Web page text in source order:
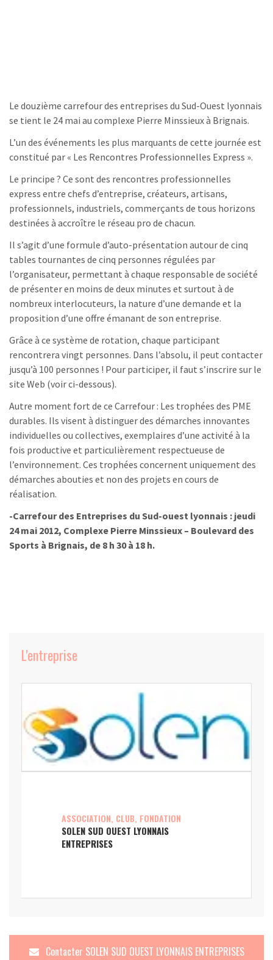
Le douzième carrefour des entreprises du Sud-Ouest lyonnais
se tient le 24 mai au complexe Pierre Minssieux à Brignais.
L’un des événements les plus marquants de cette journée est
constitué par « Les Rencontres Professionnelles Express ».
Le principe ? Ce sont des rencontres professionnelles
express entre chefs d’entreprise, créateurs, artisans,
professionnels, industriels, commerçants de tous horizons
destinées à accroître le réseau pro de chacun.
Il s’agit d’une formule d’auto-présentation autour de cinq
tables tournantes de cinq personnes régulées par
l’organisateur, permettant à chaque responsable de société
de présenter en moins de deux minutes et surtout à de
nombreux interlocuteurs, la nature d’une demande et la
proposition d’une offre émanant de son entreprise.
Grâce à ce système de rotation, chaque participant
rencontrera vingt personnes. Dans l’absolu, il peut contacter
jusqu’à 100 personnes ! Pour participer, il faut s’inscrire sur le
site Web (voir ci-dessous).
Autre moment fort de ce Carrefour : Les trophées des PME
durables. Ils visent à distinguer des démarches innovantes
individuelles ou collectives, exemplaires d’une activité à la
fois productive et particulièrement respectueuse de
l’environnement. Ces trophées concernent uniquement des
démarches abouties et non des projets en cours de
réalisation.
-Carrefour des Entreprises du Sud-ouest lyonnais : jeudi
24 mai 2012, Complexe Pierre Minssieux – Boulevard des
Sports à Brignais, de 8 h 30 à 18 h.
L'entreprise
ASSOCIATION, CLUB, FONDATION
SOLEN SUD OUEST LYONNAIS
ENTREPRISES
Contacter SOLEN SUD OUEST LYONNAIS ENTREPRISES